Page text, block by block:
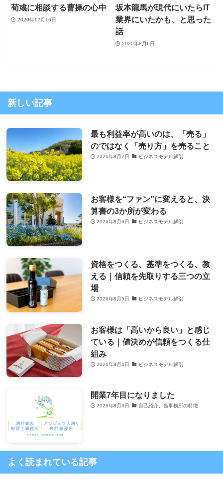
荀彧に相談する曹操の心中
2020年12月16日
坂本龍馬が現代にいたらIT
業界にいたかも、と思った
話
2020年8月6日
新しい記事
最も利益率が高いのは、「売る」
のではなく「売り方」を売ること
2026年8月7日 ビジネスモデル解剖
お客様を“ファン”に変えると、決
算書の3か所が変わる
2026年8月6日 ビジネスモデル解剖
資格をつくる、基準をつくる、教
える｜信頼を先取りする三つの立
場
2026年8月5日 ビジネスモデル解剖
お客様は「高いから良い」と感じ
ている｜値決めが信頼をつくる仕
組み
2026年8月4日 ビジネスモデル解剖
開業7年目になりました
2026年8月3日 自己紹介、当事務所の特徴
よく読まれている記事